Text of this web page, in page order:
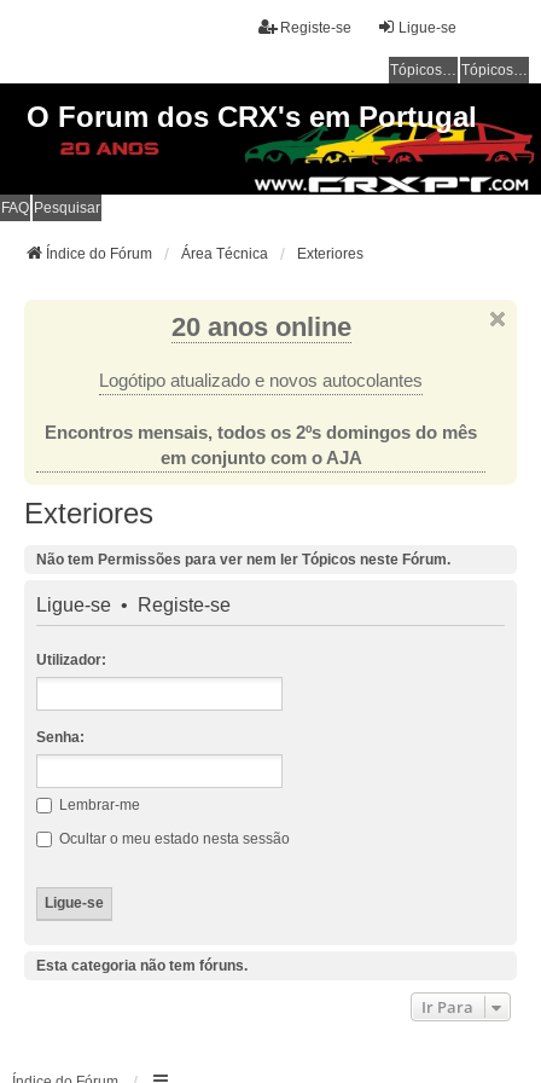
Ligue-se
Registe-se
Tópicos sem resposta Tópicos ativos
O Forum dos CRX's em Portugal
FAQ Pesquisar
Índice do Fórum Área Técnica Exteriores
20 anos online
Logótipo atualizado e novos autocolantes
Encontros mensais, todos os 2ºs domingos do mês
em conjunto com o AJA
Exteriores
Não tem Permissões para ver nem ler Tópicos neste Fórum.
Ligue-se • Registe-se
Utilizador:
Senha:
Lembrar-me
Ocultar o meu estado nesta sessão
Esta categoria não tem fóruns.
Ir Para